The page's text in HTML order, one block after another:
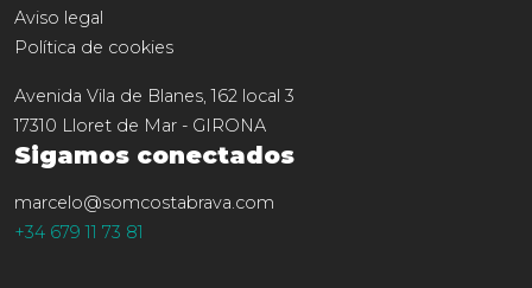
Aviso legal
Política de cookies
Avenida Vila de Blanes, 162 local 3
17310 Lloret de Mar - GIRONA
Sigamos conectados
marcelo@somcostabrava.com
+34 679 11 73 81